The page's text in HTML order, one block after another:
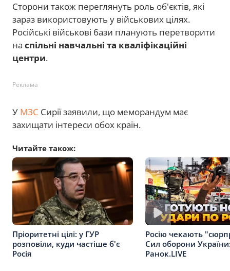
Сторони також переглянуть роль об'єктів, які
зараз використовують у військових цілях.
Російські військові бази планують перетворити
на спільні навчальні та кваліфікаційні
центри.
Реклама
У МЗС Сирії заявили, що меморандум має
захищати інтереси обох країн.
Читайте також:
Пріоритетні цілі: у ГУР
розповіли, куди частіше б'є
Росія
Росію чекають
Сил оборони
Ранок.LIVE